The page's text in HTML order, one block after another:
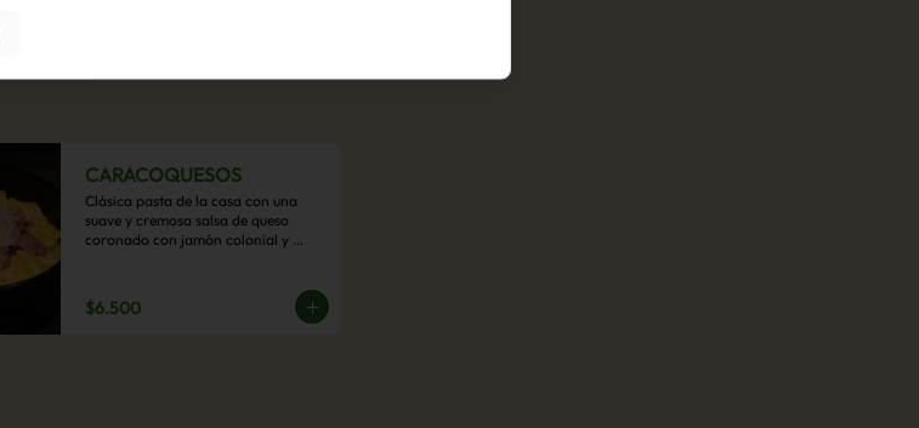
CARACOQUESOS
Clásica pasta de la casa con una
suave y cremosa salsa de queso
coronado con jamón colonial y
$6.500